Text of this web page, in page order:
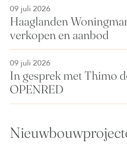
09 juli 2026
Haaglanden
verkopen en aanbod
09 juli 2026
In gesprek met Thimo
OPENRED